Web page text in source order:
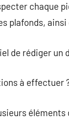
chaque
plafonds,
de rédiger
à effectuer